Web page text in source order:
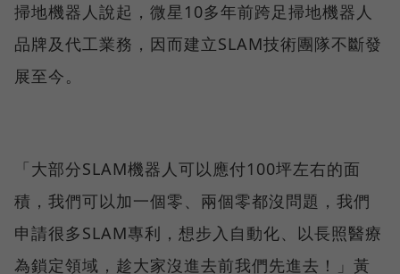
掃地機器人說起，微星10多年前跨足掃地機器人
品牌及代工業務，因而建立SLAM技術團隊不斷發
展至今。
「大部分SLAM機器人可以應付100坪左右的面
積，我們可以加一個零、兩個零都沒問題，我們
申請很多SLAM專利，想步入自動化、以長照醫療
為鎖定領域，趁大家沒進去前我們先進去！」黃